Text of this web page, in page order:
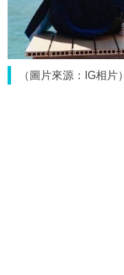
（圖片來源：IG相片）